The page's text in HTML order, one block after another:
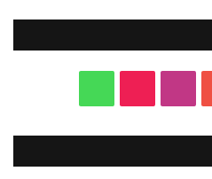
ت
س
k
ت